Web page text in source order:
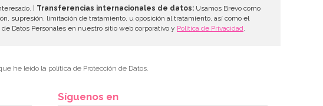
| Transferencias internacionales de datos: Usamos Brevo como
supresión, limitación de tratamiento, u oposición al tratamiento, así como el
Datos Personales en nuestro sitio web corporativo y Política de Privacidad
he leído la política de Protección de Datos.
Síguenos en